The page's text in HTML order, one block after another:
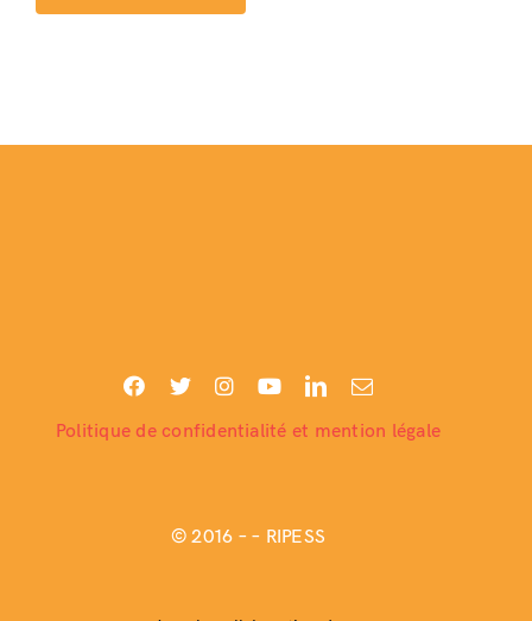
Politique de confidentialité et mention légale
© 2016 –– RIPESS